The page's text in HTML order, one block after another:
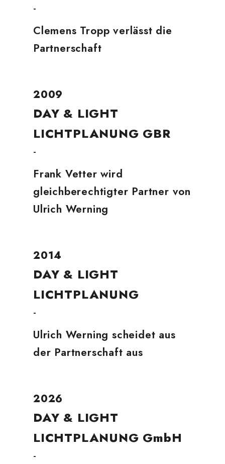
-
Clemens Tropp verlässt die
Partnerschaft
2009
DAY & LIGHT
LICHTPLANUNG GBR
-
Frank Vetter wird
gleichberechtigter Partner von
Ulrich Werning
2014
DAY & LIGHT
LICHTPLANUNG
-
Ulrich Werning scheidet aus
der Partnerschaft aus
2026
DAY & LIGHT
LICHTPLANUNG GmbH
-